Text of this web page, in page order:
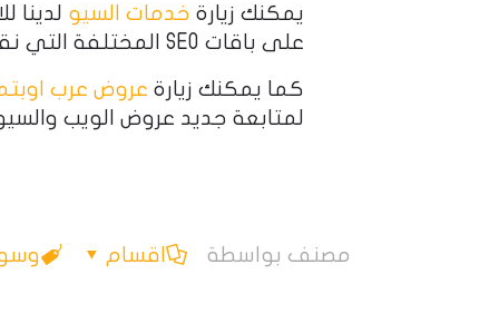
يمكنك زيارة خدمات السيو لدينا
على باقات SEO المختلفة التي نقدمها.
كما يمكنك زيارة عروض عرب
لمتابعة جديد عروض الويب
مصنف بواسطة اقسام